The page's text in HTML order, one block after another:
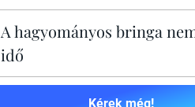
A hagyományos bringa
idő
Kérek még!